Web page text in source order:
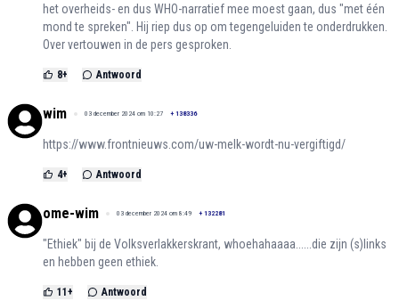
het overheids- en dus WHO-narratief mee moest gaan, dus "met één
mond te spreken". Hij riep dus op om tegengeluiden te onderdrukken.
Over vertouwen in de pers gesproken.
8+ Antwoord
wim 03 december 2024 om 10:27 + 138336
https://www.frontnieuws.com/uw-melk-wordt-nu-vergiftigd/
4+ Antwoord
ome-wim 03 december 2024 om 8:49 + 132281
"Ethiek" bij de Volksverlakkerskrant, whoehahaaaa......die zijn (s)links
en hebben geen ethiek.
11+ Antwoord